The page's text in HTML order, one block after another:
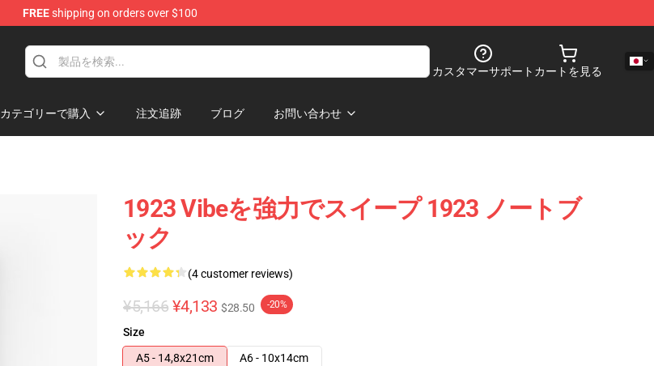
FREEshipping on orders over $100
カスタマーサポート カートを見る
カテゴリーで購入 注文追跡 ブログ お問い合わせ
1923 Vibeを強力でスイープ 1923 ノートブ
ック
(4 customer reviews)
¥5,166 ¥4,133 $28.50 -20%
Size
A5 - 14,8x21cm
A6 - 10x14cm